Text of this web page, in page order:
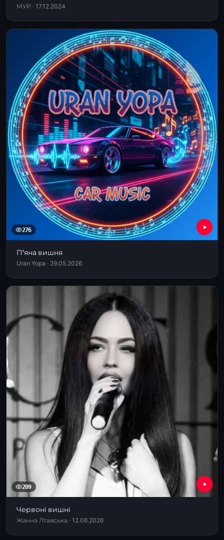
МУР · 17.12.2024
276
П'яна вишня
Uran Yopa · 29.05.2026
209
Червоні вишні
Жанна Лтавська · 12.06.2026